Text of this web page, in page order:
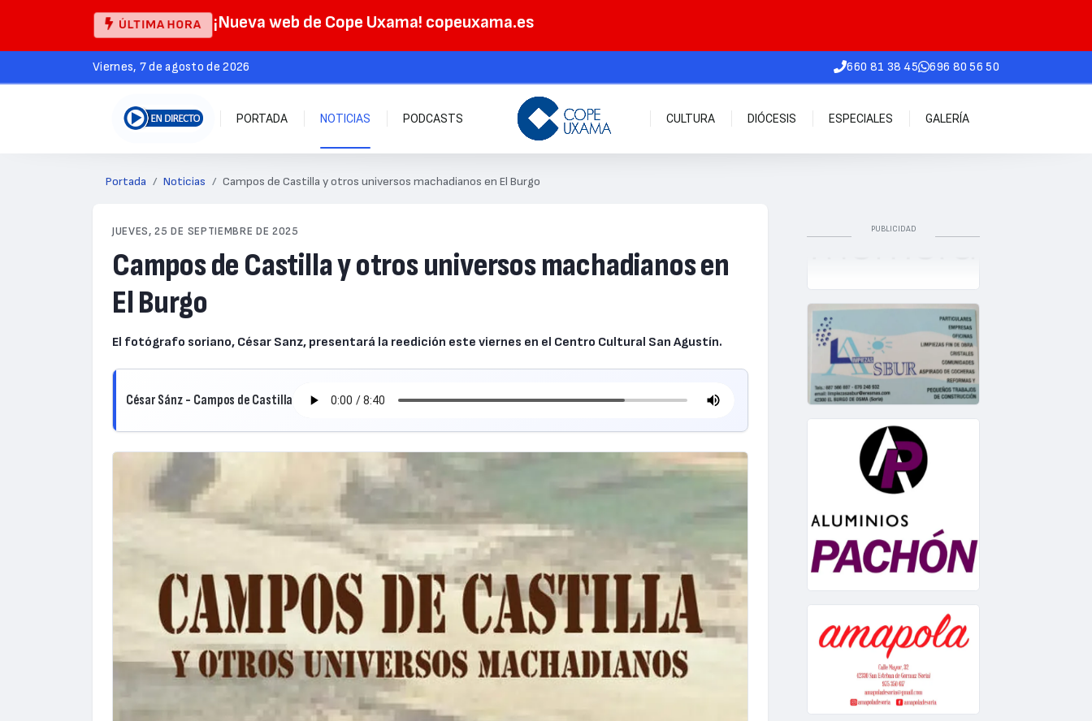
ÚLTIMA HORA ¡Nueva web de Cope Uxama! copeuxama.es
viernes, 7 de agosto de 2026 660 81 38 45 696 80 56 50
PORTADA NOTICIAS PODCASTS CULTURA DIÓCESIS ESPECIALES GALERÍA
Portada Noticias Campos de Castilla y otros universos machadianos en El Burgo
JUEVES, 25 DE SEPTIEMBRE DE 2025
Campos de Castilla y otros universos machadianos en
El Burgo
El fotógrafo soriano, César Sanz, presentará la reedición este viernes en el Centro Cultural San Agustín.
César Sánz - Campos de Castilla
PUBLICIDAD